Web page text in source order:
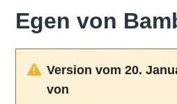
Egen von
Version vom 20.
von